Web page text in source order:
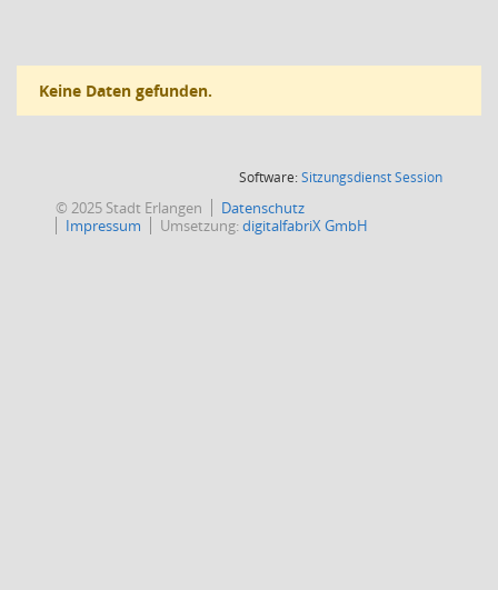
Keine Daten gefunden.
Software:SitzungsdienstSession(Wird in
© 2025 Stadt Erlangen
Datenschutz
Impressum
Umsetzung:digitalfabriX GmbH